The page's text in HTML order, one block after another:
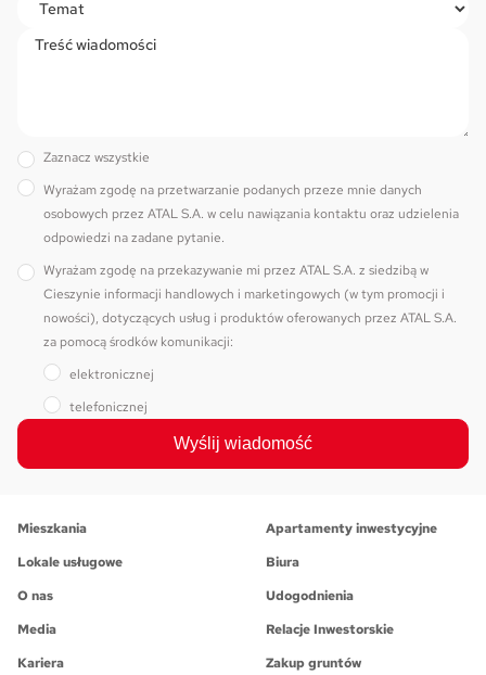
Wyślij wiadomość
Zaznacz wszystkie
Wyrażam zgodę na przetwarzanie podanych przeze mnie danych
osobowych przez ATAL S.A. w celu nawiązania kontaktu oraz udzielenia
odpowiedzi na zadane pytanie.
Wyrażam zgodę na przekazywanie mi przez ATAL S.A. z siedzibą w
Cieszynie informacji handlowych i marketingowych (w tym promocji i
nowości), dotyczących usług i produktów oferowanych przez ATAL S.A.
za pomocą środków komunikacji:
elektronicznej
telefonicznej
Mieszkania
Apartamenty inwestycyjne
Lokale usługowe
Biura
O nas
Udogodnienia
Media
Relacje Inwestorskie
Kariera
Zakup gruntów